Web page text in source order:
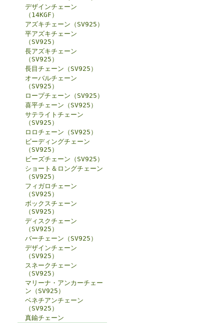
デザインチェーン
（14KGF）
アズキチェーン（SV925）
平アズキチェーン
（SV925）
長アズキチェーン
（SV925）
長目チェーン（SV925）
オーバルチェーン
（SV925）
ロープチェーン（SV925）
喜平チェーン（SV925）
サテライトチェーン
（SV925）
ロロチェーン（SV925）
ビーディングチェーン
（SV925）
ビーズチェーン（SV925）
ショート＆ロングチェーン
（SV925）
フィガロチェーン
（SV925）
ボックスチェーン
（SV925）
ディスクチェーン
（SV925）
バーチェーン（SV925）
デザインチェーン
（SV925）
スネークチェーン
（SV925）
マリーナ・アンカーチェー
ン（SV925）
ベネチアンチェーン
（SV925）
真鍮チェーン